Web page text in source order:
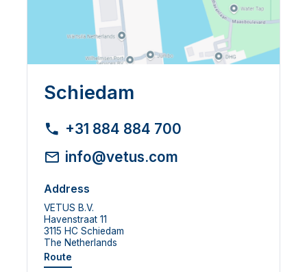
Schiedam
+31 884 884 700
info@vetus.com
Address
VETUS B.V.
Havenstraat 11
3115 HC Schiedam
The Netherlands
Route